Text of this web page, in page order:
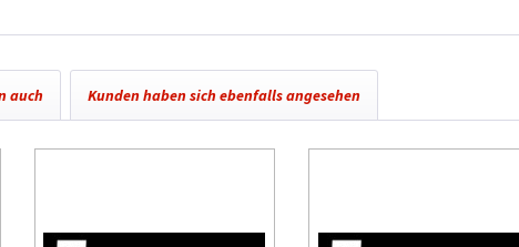
auch Kunden haben sich ebenfalls angesehen